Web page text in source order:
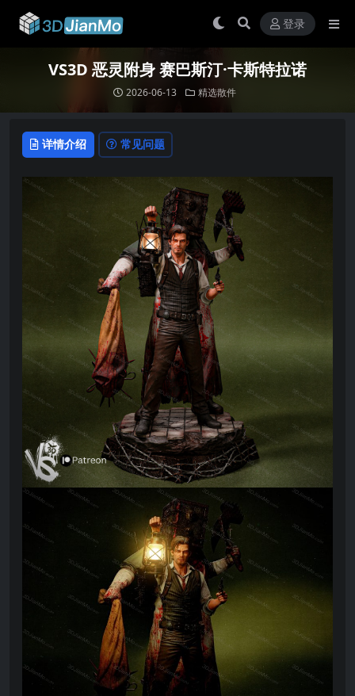
登录
VS3D 恶灵附身 赛巴斯汀·卡斯特拉诺
2026-06-13 精选散件
详情介绍 常见问题